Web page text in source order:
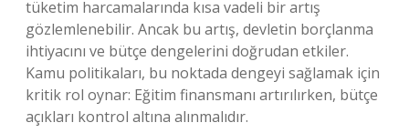
tüketim harcamalarında kısa vadeli bir artış
gözlemlenebilir. Ancak bu artış, devletin borçlanma
ihtiyacını ve bütçe dengelerini doğrudan etkiler.
Kamu politikaları, bu noktada dengeyi sağlamak için
kritik rol oynar: Eğitim finansmanı artırılırken, bütçe
açıkları kontrol altına alınmalıdır.